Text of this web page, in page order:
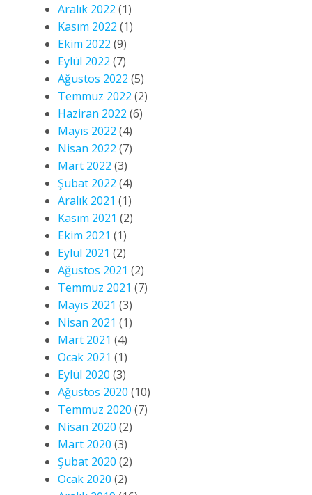
Aralık 2022 (1)
Kasım 2022 (1)
Ekim 2022 (9)
Eylül 2022 (7)
Ağustos 2022 (5)
Temmuz 2022 (2)
Haziran 2022 (6)
Mayıs 2022 (4)
Nisan 2022 (7)
Mart 2022 (3)
Şubat 2022 (4)
Aralık 2021 (1)
Kasım 2021 (2)
Ekim 2021 (1)
Eylül 2021 (2)
Ağustos 2021 (2)
Temmuz 2021 (7)
Mayıs 2021 (3)
Nisan 2021 (1)
Mart 2021 (4)
Ocak 2021 (1)
Eylül 2020 (3)
Ağustos 2020 (10)
Temmuz 2020 (7)
Nisan 2020 (2)
Mart 2020 (3)
Şubat 2020 (2)
Ocak 2020 (2)